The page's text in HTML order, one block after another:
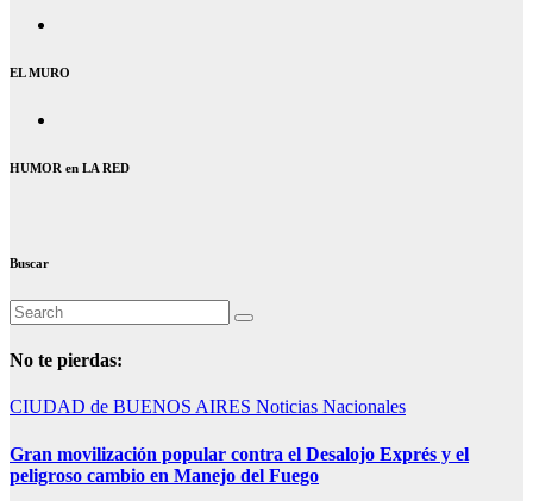
EL MURO
HUMOR en LA RED
Buscar
No te pierdas:
CIUDAD de BUENOS AIRES Noticias Nacionales
Gran movilización popular contra el Desalojo Exprés y el
peligroso cambio en Manejo del Fuego